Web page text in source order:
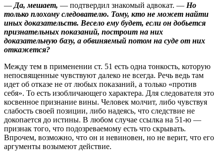
—Да, мешает, — подтвердил знакомый адвокат. — Но
только плохому следователю. Тому, кто не может найти
иных доказательств. Весело ему будет, если он добьется
признательных показаний, построит на них
доказательную базу, а обвиняемый потом на суде от них
откажется?
Между тем в применении ст. 51 есть одна тонкость, которую
непосвященные чувствуют далеко не всегда. Речь ведь там
идет об отказе не от любых показаний, а только «против
себя». То есть изобличающего характера. Для следователя это
косвенное признание вины. Человек молчит, либо чувствуя
слабость своей позиции, либо надеясь, что следствие не
докопается до истины. В любом случае ссылка на 51‑ю —
признак того, что подозреваемому есть что скрывать.
Впрочем, возможно, что он и невиновен, но не верит, что его
аргументы возымеют действие.